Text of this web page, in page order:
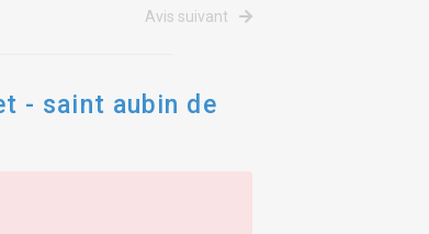
Avis suivant
- saint aubin de